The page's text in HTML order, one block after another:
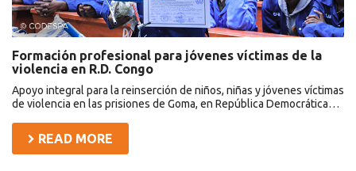
Formación profesional para jóvenes víctimas de la
violencia en R.D. Congo
Apoyo integral para la reinserción de niños, niñas y jóvenes víctimas
de violencia en las prisiones de Goma, en República Democrática…
READ MORE